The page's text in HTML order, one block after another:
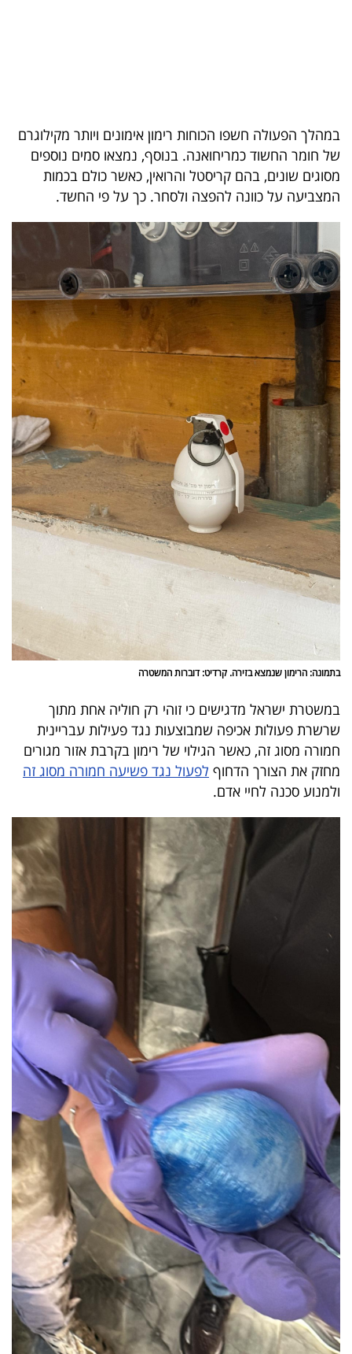
5
המילון
הכלכלי
פודקאסט
40
UNDER
שיתופי
פעולה
דרושים
ניוזלטרים
מייל
אדום
פרסמו
באייס
עקבו
אחרינו:
במהלך הפעולה חשפו הכוחות רימון אימונים ויותר מקילוגרם
של חומר החשוד כמריחואנה. בנוסף, נמצאו סמים נוספים
מסוגים שונים, בהם קריסטל והרואין, כאשר כולם בכמות
המצביעה על כוונה להפצה ולסחר. כך על פי החשד.
בתמונה: הרימון שנמצא בזירה. קרדיט: דוברות המשטרה
במשטרת ישראל מדגישים כי זוהי רק חוליה אחת מתוך
שרשרת פעולות אכיפה שמבוצעות נגד פעילות עבריינית
חמורה מסוג זה, כאשר הגילוי של רימון בקרבת אזור מגורים
מחזק את הצורך הדחוף לפעול נגד פשיעה חמורה מסוג זה
ולמנוע סכנה לחיי אדם.